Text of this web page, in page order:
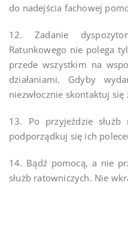
do nadejścia fachowej
12. Zadanie
Ratunkowego nie polega
przede wszystkim na
działaniami. Gdyby
niezwłocznie skontaktuj
13. Po przyjeździe służb
podporządkuj się ich
14. Bądź pomocą, a nie
służb ratowniczych. Nie